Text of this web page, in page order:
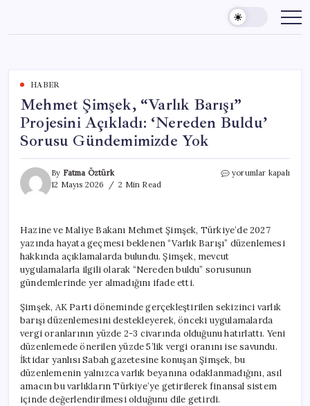
content
HABER
Mehmet Şimşek, “Varlık Barışı”
Projesini Açıkladı: ‘Nereden Buldu’
Sorusu Gündemimizde Yok
By Fatma Öztürk
12 Mayıs 2026
2 Min Read
Mehmet
Açıkladı:
‘Nereden
Sorusu
için
yorumlar kapalı
Hazine ve Maliye Bakanı Mehmet Şimşek, Türkiye’de 2027
yazında hayata geçmesi beklenen “Varlık Barışı” düzenlemesi
hakkında açıklamalarda bulundu. Şimşek, mevcut
uygulamalarla ilgili olarak “Nereden buldu” sorusunun
gündemlerinde yer almadığını ifade etti.
Şimşek, AK Parti döneminde gerçekleştirilen sekizinci varlık
barışı düzenlemesini destekleyerek, önceki uygulamalarda
vergi oranlarının yüzde 2-3 civarında olduğunu hatırlattı. Yeni
düzenlemede önerilen yüzde 5’lik vergi oranını ise savundu.
İktidar yanlısı Sabah gazetesine konuşan Şimşek, bu
düzenlemenin yalnızca varlık beyanına odaklanmadığını, asıl
amacın bu varlıkların Türkiye’ye getirilerek finansal sistem
içinde değerlendirilmesi olduğunu dile getirdi.